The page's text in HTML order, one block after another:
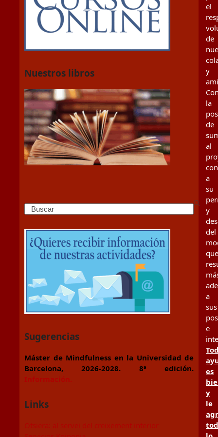
Nuestros libros
Search
Sugerencias
Máster de Mindfulness en la Universidad de
Barcelona, 2026-2028. 8ª edición.
Información.
Links
Otsiera: al servei del creixement interior
el
de
y
la
de
al
a
su
y
del
que
a
sus
e
es
y
le